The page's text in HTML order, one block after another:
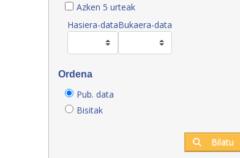
Azken 5 urteak
Hasiera-dataBukaera-data
Ordena
Pub. data
Bisitak
Bilatu